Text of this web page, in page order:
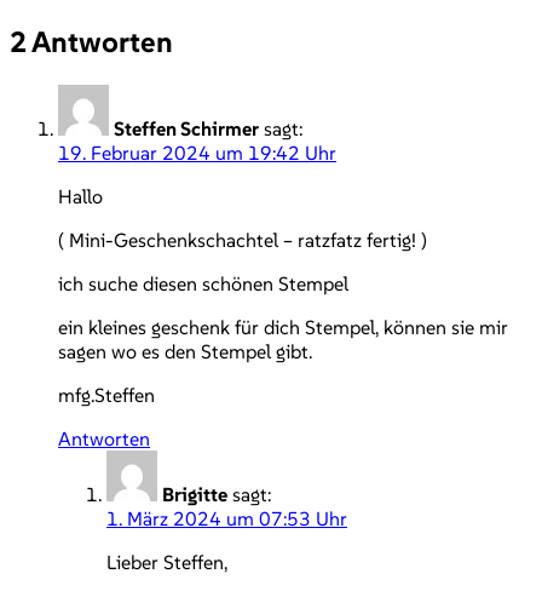
2 Antworten
Steffen Schirmer sagt:
19. Februar 2024 um 19:42 Uhr
Hallo
( Mini-Geschenkschachtel – ratzfatz fertig! )
ich suche diesen schönen Stempel
ein kleines geschenk für dich Stempel, können sie mir
sagen wo es den Stempel gibt.
mfg.Steffen
Antworten
Brigitte sagt:
1. März 2024 um 07:53 Uhr
Lieber Steffen,